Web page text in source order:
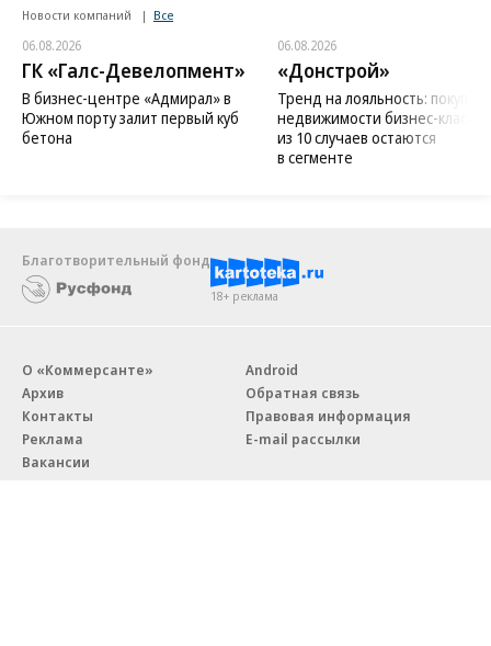
Новости компаний Все
06.08.2026
ГК «Галс-Девелопмент»
В бизнес-центре «Адмирал» в
Южном порту залит первый куб
бетона
06.08.2026
«Донстрой»
Тренд на лояльность:
недвижимости бизнес-класса
из 10 случаев остаются
в сегменте
Благотворительный фонд
18+ реклама
О «Коммерсанте»
Архив
Контакты
Реклама
Вакансии
Android
Обратная связь
Правовая информация
E-mail рассылки